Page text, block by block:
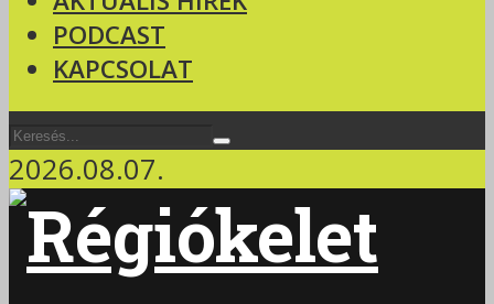
PODCAST
KAPCSOLAT
2026.08.07.